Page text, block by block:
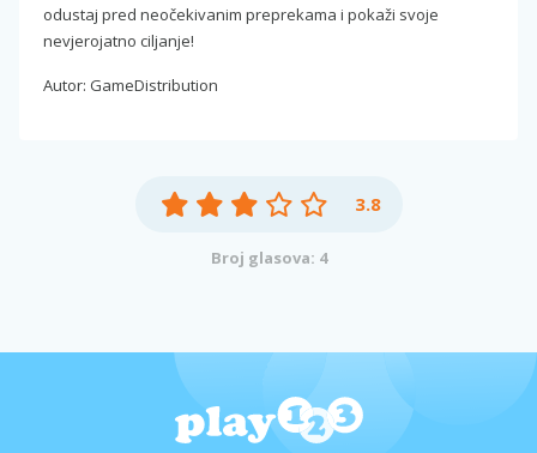
odustaj pred neočekivanim preprekama i pokaži svoje
nevjerojatno ciljanje!
Autor: GameDistribution
3.8
Broj glasova: 4